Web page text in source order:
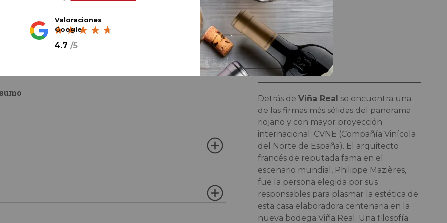
y va muy bien
María Larrea
Bodeguero
CVNE. S.A.
Detrás de Viña Real se encuentra una
de las firmas más sólidas del panorama
riojano y con mayor proyección
internacional: CVNE (Compañía Vinícola
del Norte de España). El arquitecto
francés de reputada fama en el
escenario mundial, Philippe Mazières,
fue la persona elegida por sus
responsables para plasmar la estética de
esta casa elaboradora centenaria en la
nueva bodega Viña Real. Una filosofía
Valoraciones
Google
4.7 /5